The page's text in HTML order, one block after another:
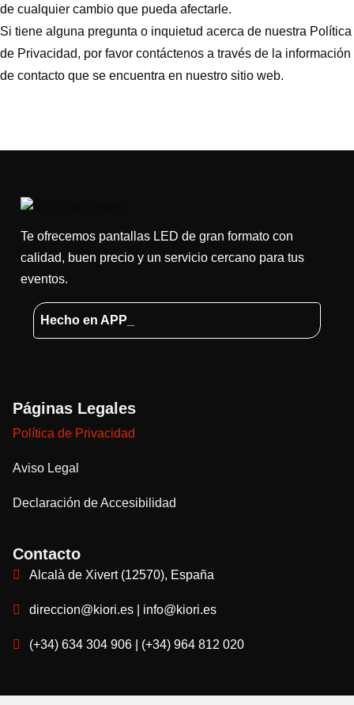
de cualquier cambio que pueda afectarle.
Si tiene alguna pregunta o inquietud acerca de nuestra Política
de Privacidad, por favor contáctenos a través de la información
de contacto que se encuentra en nuestro sitio web.
Te ofrecemos pantallas LED de gran formato con
calidad, buen precio y un servicio cercano para tus
eventos.
Hecho en APP_
Páginas Legales
Política de Privacidad
Aviso Legal
Declaración de Accesibilidad
Contacto
Alcalà de Xivert (12570), España
direccion@kiori.es | info@kiori.es
(+34) 634 304 906 | (+34) 964 812 020